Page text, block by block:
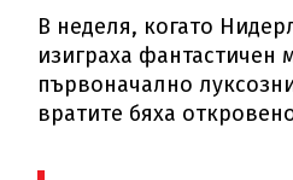
В неделя, когато
изиграха фантастичен
първоначално
вратите бяха